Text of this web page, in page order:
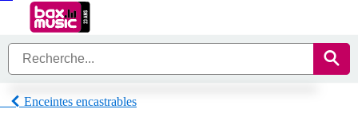
Enceintes encastrables